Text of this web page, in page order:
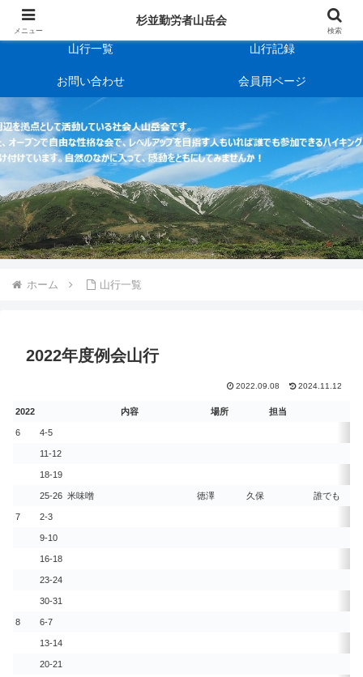
山行一覧 山行記録
お問い合わせ 会員用ページ
ホーム 山行一覧
2022年度例会山行
2022.09.08 2024.11.12
2022 内容 場所 担当
6 4-5
11-12
18-19
25-26 米味噌 徳澤 久保 誰でも
7 2-3
9-10
16-18
23-24
30-31
8 6-7
13-14
20-21
メニュー
杉並勤労者山岳会
検索